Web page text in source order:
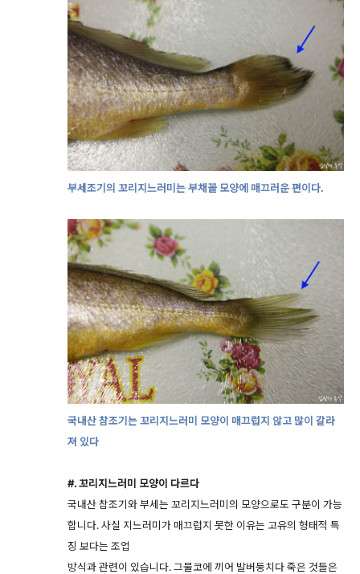
부세조기의 꼬리지느러미는 부채꼴 모양에 매끄러운 편이다.
국내산 참조기는 꼬리지느러미 모양이 매끄럽지 않고 많이 갈라
져 있다
#. 꼬리지느러미 모양이 다르다
국내산 참조기와 부세는 꼬리지느러미의 모양으로도 구분이 가능
합니다. 사실 지느러미가 매끄럽지 못한 이유는 고유의 형태적 특
징 보다는 조업
방식과 관련이 있습니다. 그물코에 끼어 발버둥치다 죽은 것들은